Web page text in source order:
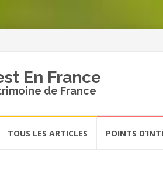
En France
de France
TOUS LES ARTICLES POINTS